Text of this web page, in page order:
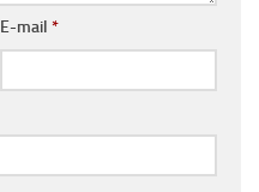
E-mail *